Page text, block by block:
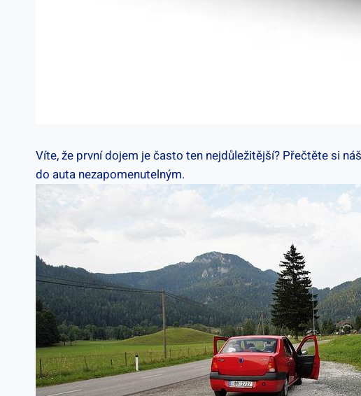
Víte, že první dojem je často ten nejdůležitější? Přečtěte si
do auta nezapomenutelným.